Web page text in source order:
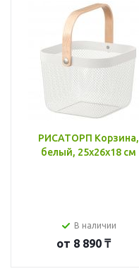
РИСАТОРП Корзина,
белый, 25x26x18 см
В наличии
от 8 890 ₸